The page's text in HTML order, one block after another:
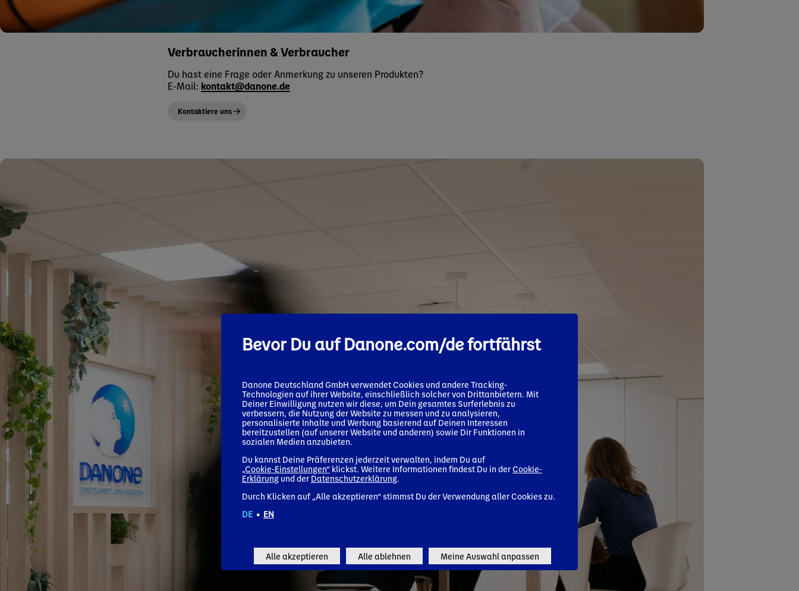
Verbraucherinnen & Verbraucher
Du hast eine Frage oder Anmerkung zu unseren Produkten?
E-Mail: kontakt@danone.de
Kontaktiere uns
Bevor Du auf Danone.com/de fortfährst
Danone Deutschland GmbH verwendet Cookies und andere Tracking-
Technologien auf ihrer Website, einschließlich solcher von Drittanbietern. Mit
Deiner Einwilligung nutzen wir diese, um Dein gesamtes Surferlebnis zu
verbessern, die Nutzung der Website zu messen und zu analysieren,
personalisierte Inhalte und Werbung basierend auf Deinen Interessen
bereitzustellen (auf unserer Website und anderen) sowie Dir Funktionen in
sozialen Medien anzubieten.
Du kannst Deine Präferenzen jederzeit verwalten, indem Du auf
„Cookie-Einstellungen“ klickst. Weitere Informationen findest Du in derCookie-
Erklärung und der Datenschutzerklärung.
Durch Klicken auf „Alle akzeptieren“ stimmst Du der Verwendung aller Cookies zu.
DE • EN
Alle akzeptieren Alle ablehnen Meine Auswahl anpassen